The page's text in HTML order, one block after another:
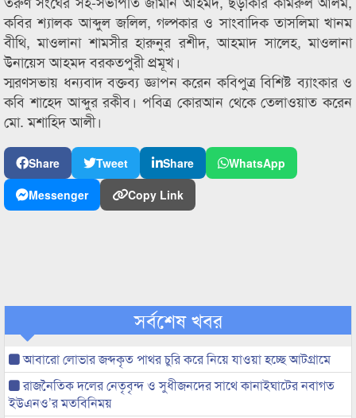
কবির শ্যালক আব্দুল জলিল, গল্পকার ও সাংবাদিক তাসলিমা খানম
বীথি, মাওলানা শামসীর হারুনুর রশীদ, আহমাদ সালেহ, মাওলানা
উনায়েস আহমদ বরকতপুরী প্রমূখ।
স্মরণসভায় ধন্যবাদ বক্তব্য জ্ঞাপন করেন কবিপুত্র বিশিষ্ট ব্যাংকার ও
কবি শাহেদ আব্দুর রকীব। পবিত্র কোরআন থেকে তেলাওয়াত করেন
মো. মশাহিদ আলী।
Share Tweet Share
WhatsApp
Messenger
Copy Link
সর্বশেষ খবর
আবারো লোভার জব্দকৃত পাথর চুরি করে নিয়ে যাওয়া হচ্ছে আটগ্রামে
রাজনৈতিক দলের নেতৃবৃন্দ ও সুধীজনদের সাথে কানাইঘাটের নবাগত
ইউএনও’র মতবিনিময়